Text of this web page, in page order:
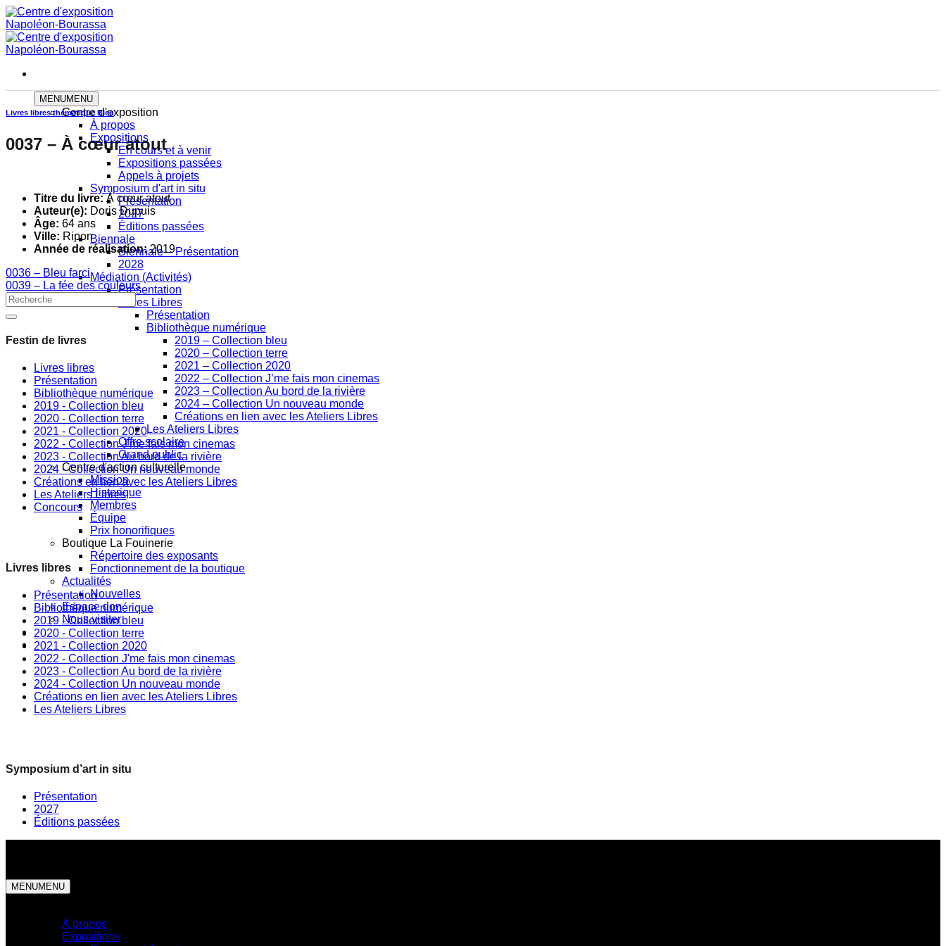
Skip
to
content
MENUMENU
Centre d'exposition
À propos
Expositions
En cours et à venir
Expositions passées
Appels à projets
Symposium d'art in situ
Présentation
2027
Éditions passées
Biennale
Biennale – Présentation
2028
Médiation (Activités)
Présentation
Livres Libres
Présentation
Bibliothèque numérique
2019 – Collection bleu
2020 – Collection terre
2021 – Collection 2020
2022 – Collection J’me fais mon cinemas
2023 – Collection Au bord de la rivière
2024 – Collection Un nouveau monde
Créations en lien avec les Ateliers Libres
Les Ateliers Libres
Offre scolaire
Grand public
Centre d'action culturelle
Mission
Historique
Membres
Équipe
Prix honorifiques
Boutique La Fouinerie
Répertoire des exposants
Fonctionnement de la boutique
Actualités
Nouvelles
Espace don
Nous visiter
Livres libres thématique Bleu
0037 – À cœur atout
Titre du livre: À cœur atout
Auteur(e): Doris Dupuis
Âge: 64 ans
Ville: Ripon
Année de réalisation:2019
0036 – Bleu farci
0039 – La fée des couleurs
Festin de livres
Livres libres
Présentation
Bibliothèque numérique
2019 - Collection bleu
2020 - Collection terre
2021 - Collection 2020
2022 - Collection J'me fais mon cinemas
2023 - Collection Au bord de la rivière
2024 - Collection Un nouveau monde
Créations en lien avec les Ateliers Libres
Les Ateliers Libres
Concours
Livres libres
Présentation
Bibliothèque numérique
2019 - Collection bleu
2020 - Collection terre
2021 - Collection 2020
2022 - Collection J'me fais mon cinemas
2023 - Collection Au bord de la rivière
2024 - Collection Un nouveau monde
Créations en lien avec les Ateliers Libres
Les Ateliers Libres
Symposium d’art in situ
Présentation
2027
Éditions passées
MENUMENU
À propos
Expositions